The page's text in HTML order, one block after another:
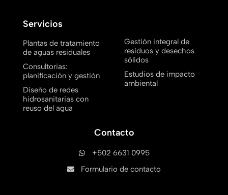
Servicios
Plantas de tratamiento
de aguas residuales
Consultorias:
planificación y gestión
Diseño de redes
hidrosanitarias con
reuso del agua
Gestión integral de
residuos y desechos
sólidos
Estudios de impacto
ambiental
Contacto
+502 6631 0995
Formulario de contacto